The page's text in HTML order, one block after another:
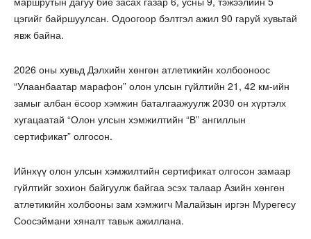
цэгийг байршуулсан. Одоогоор бэлтгэл ажил 90 гаруй хувьтай
явж байна.
2026 оны хувьд Дэлхийн хөнгөн атлетикийн холбооноос
“Улаанбаатар марафон” олон улсын гүйлтийн 21, 42 км-ийн
замыг албан ёсоор хэмжин баталгаажуулж 2030 он хүртэлх
хугацаатай “Олон улсын хэмжилтийн “В” ангиллын
сертификат” олгосон.
Ийнхүү олон улсын хэмжилтийн сертификат олгосон замаар
гүйлтийг зохион байгуулж байгаа эсэх талаар Азийн хөнгөн
атлетикийн холбооны зам хэмжигч Малайзын иргэн Мурегесу
Соосэймани хяналт тавьж ажиллана.